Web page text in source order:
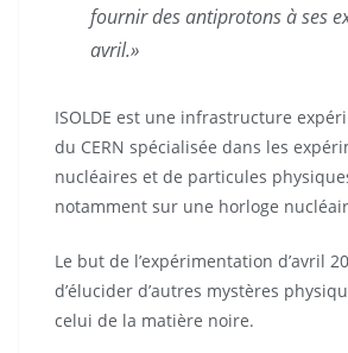
fournir des antiprotons à ses
avril.»
ISOLDE est une infrastructure
du CERN spécialisée dans les
nucléaires et de particules
notamment sur une horloge
Le but de l’expérimentation d’avril
d’élucider d’autres mystères
celui de la matière noire.